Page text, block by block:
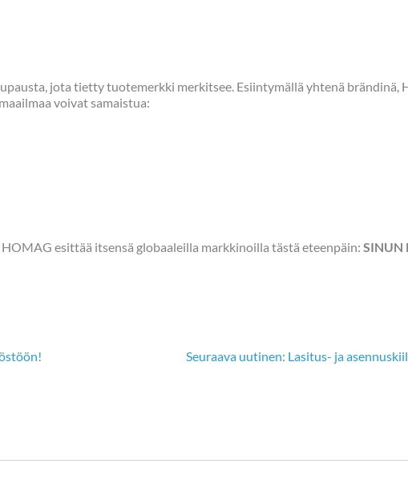
jota tietty tuotemerkki merkitsee. Esiintymällä yhtenä brändinä,
voivat samaistua:
esittää itsensä globaaleilla markkinoilla tästä eteenpäin: SINUN
Seuraava uutinen: Lasitus- ja